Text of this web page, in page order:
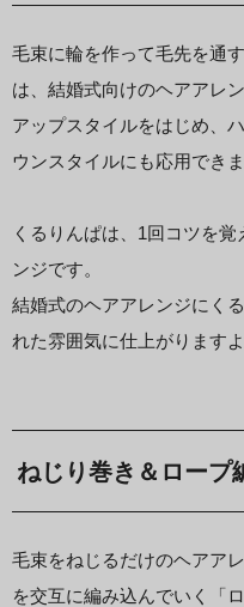
毛束に輪を作って毛先を通
は、結婚式向けのヘアアレ
アップスタイルをはじめ、
ウンスタイルにも応用できま
くるりんぱは、1回コツを
ンジです。
結婚式のヘアアレンジにく
れた雰囲気に仕上がりますよ
ねじり巻き＆ロープ
毛束をねじるだけのヘアア
を交互に編み込んでいく「